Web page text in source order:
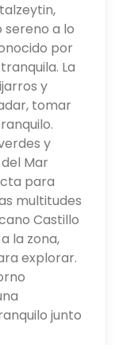
sereno a lo
por
La
y
tomar
y
Mar
para
multitudes
Castillo
la zona,
explorar.
junto